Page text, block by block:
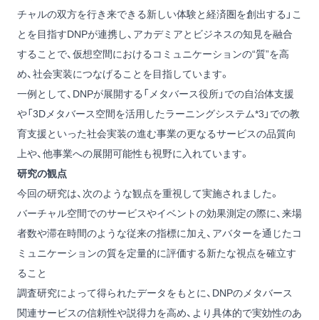
チャルの双方を行き来できる新しい体験と経済圏を創出する」こ
とを目指すDNPが連携し、アカデミアとビジネスの知見を融合
することで、仮想空間におけるコミュニケーションの“質”を高
め、社会実装につなげることを目指しています。
一例として、DNPが展開する「メタバース役所」での自治体支援
や「3Dメタバース空間を活用したラーニングシステム*3」での教
育支援といった社会実装の進む事業の更なるサービスの品質向
上や、他事業への展開可能性も視野に入れています。
研究の観点
今回の研究は、次のような観点を重視して実施されました。
バーチャル空間でのサービスやイベントの効果測定の際に、来場
者数や滞在時間のような従来の指標に加え、アバターを通じたコ
ミュニケーションの質を定量的に評価する新たな視点を確立す
ること
調査研究によって得られたデータをもとに、DNPのメタバース
関連サービスの信頼性や説得力を高め、より具体的で実効性のあ